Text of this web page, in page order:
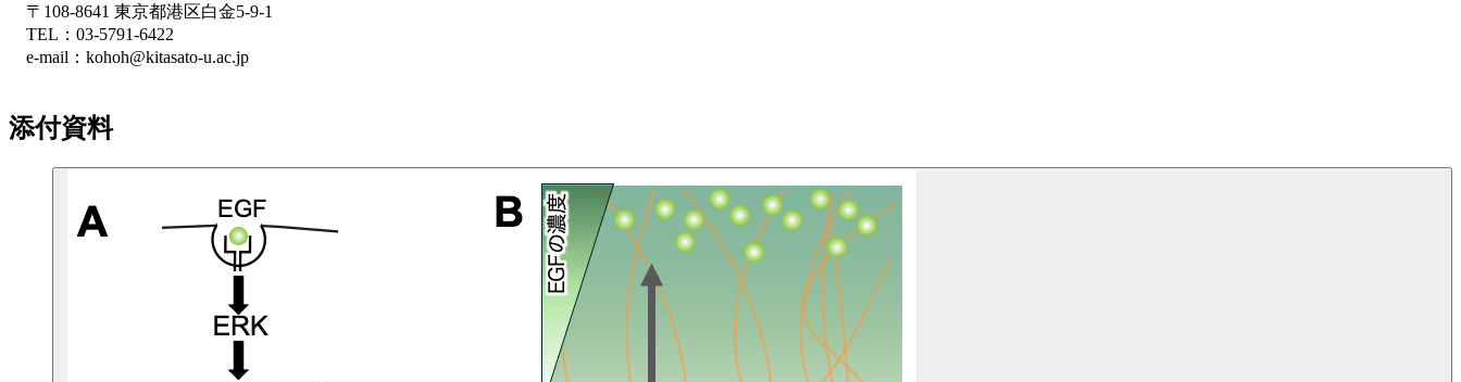
〒108-8641 東京都港区白金5-9-1
TEL：03-5791-6422
e-mail：kohoh@kitasato-u.ac.jp
添付資料